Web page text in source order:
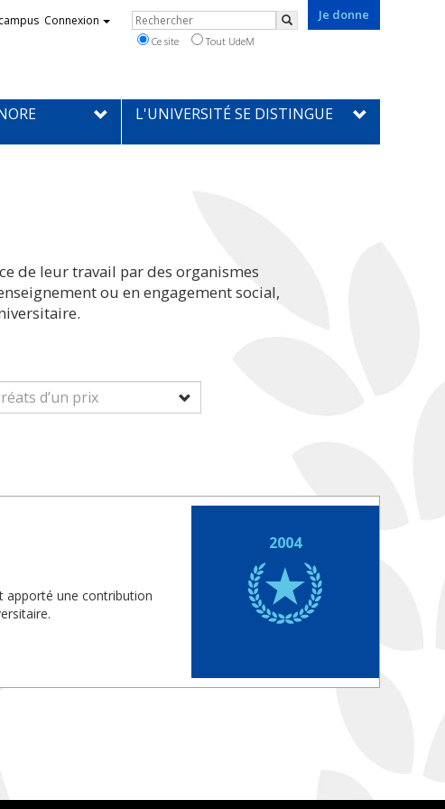
Je donne
Connexion Rechercher
Rechercher
Ce site Tout UdeM
L'UNIVERSITÉ SE DISTINGUE
de leur travail par des organismes
ou en engagement social,
apporté une contribution
2004